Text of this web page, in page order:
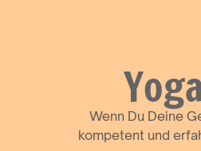
Wenn Du Deine
kompetent und